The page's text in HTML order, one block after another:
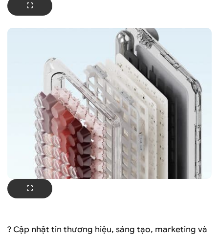
? Cập nhật tin thương hiệu, sáng tạo, marketing và